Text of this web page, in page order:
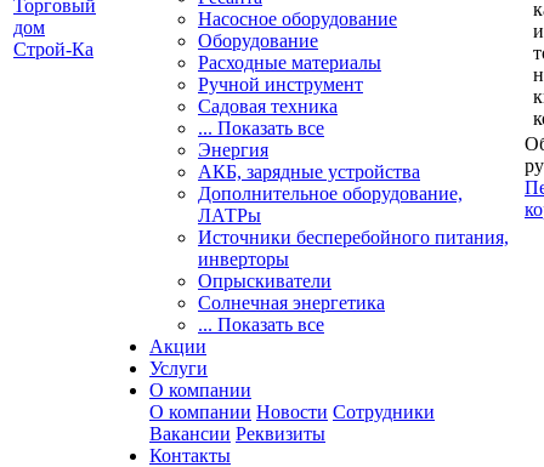
Насосное оборудование
Оборудование
Расходные материалы
Ручной инструмент
Садовая техника
... Показать все
Энергия
АКБ, зарядные устройства
Дополнительное оборудование,
ЛАТРы
Источники бесперебойного питания,
инверторы
Опрыскиватели
Солнечная энергетика
... Показать все
Акции
Услуги
О компании
О компании Новости Сотрудники
Вакансии Реквизиты
Контакты